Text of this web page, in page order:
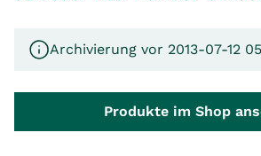
Archivierung vor 2013-07-12
Produkte im Shop